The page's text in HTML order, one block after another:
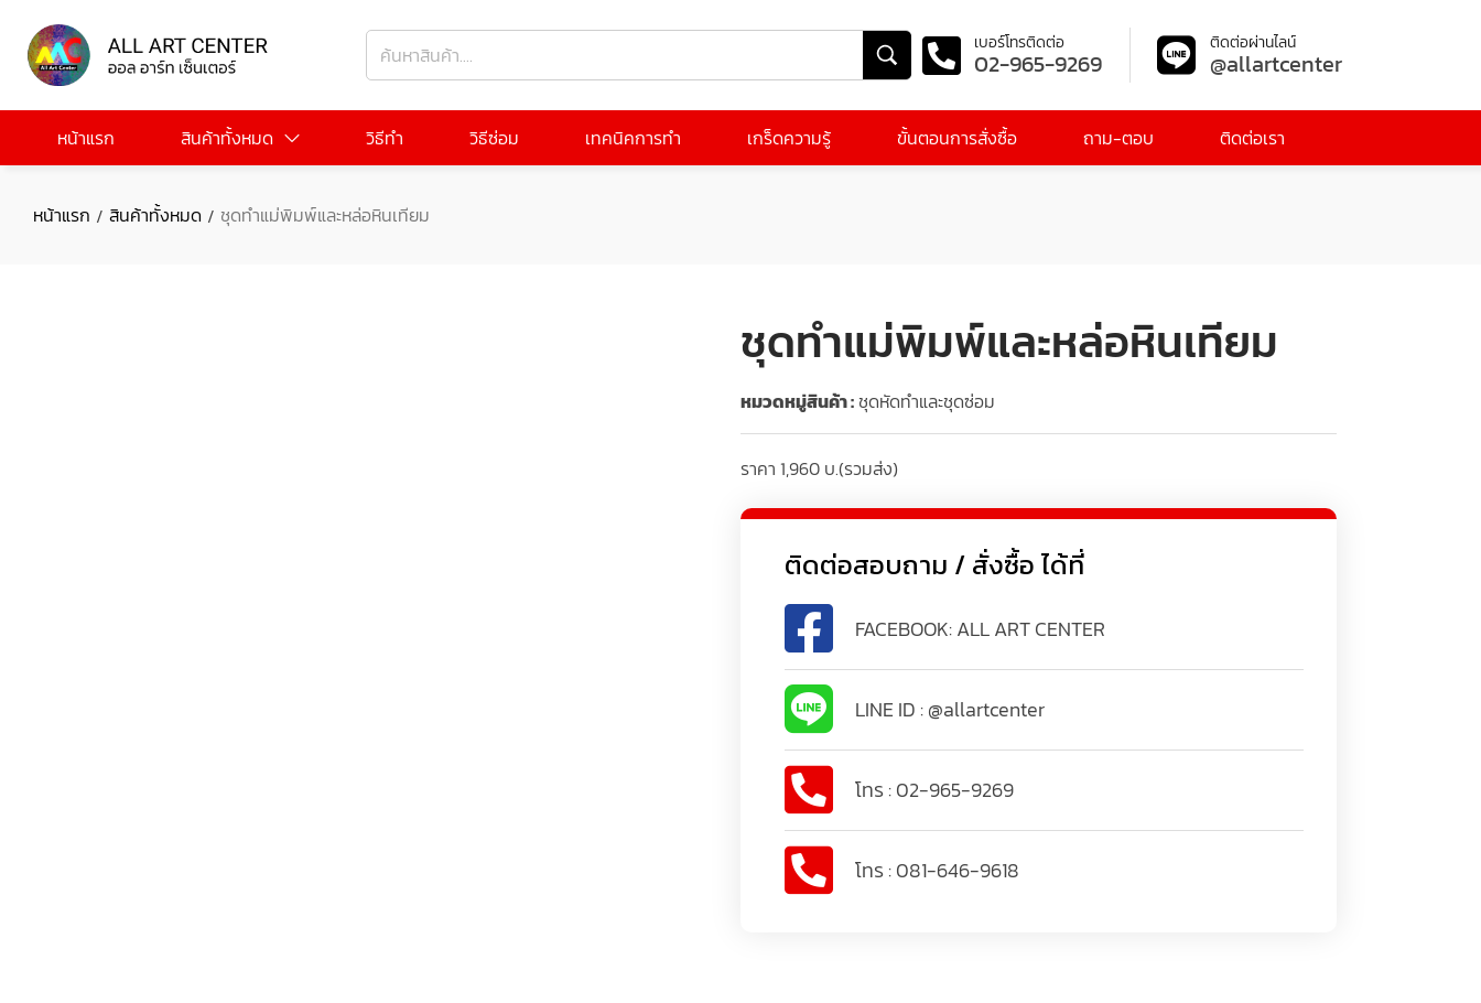
เบอร์โทรติดต่อ
02-965-9269
ติดต่อผ่านไลน์
@allartcenter
หน้าแรก สินค้าทั้งหมด วิธีทำ วิธีซ่อม เทคนิคการทำ เกร็ดความรู้ ขั้นตอนการสั่งซื้อ ถาม-ตอบ ติดต่อเรา
หน้าแรก / สินค้าทั้งหมด / ชุดทำแม่พิมพ์และหล่อหินเทียม
ชุดทำแม่พิมพ์และหล่อหินเทียม
หมวดหมู่สินค้า :ชุดหัดทำและชุดซ่อม
ราคา 1,960 บ.(รวมส่ง)
ติดต่อสอบถาม / สั่งซื้อ ได้ที่
FACEBOOK: ALL ART CENTER
LINE ID : @allartcenter
โทร : 02-965-9269
โทร : 081-646-9618